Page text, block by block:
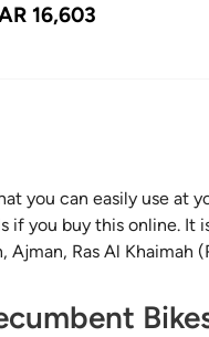
16,603
you can easily use at
if you buy this online. It
Ras Al Khaimah